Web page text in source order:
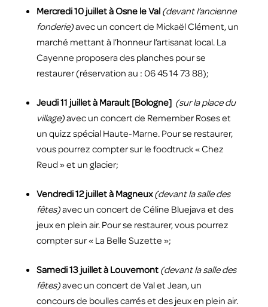
Mercredi 10 juillet à Osne le Val (devant l’ancienne
fonderie)avec un concert de Mickaël Clément, un
marché mettant à l’honneur l’artisanat local. La
Cayenne proposera des planches pour se
restaurer (réservation au : 06 45 14 73 88);
Jeudi 11 juillet à Marault [Bologne] (sur la place du
village)avec un concert de Remember Roses et
un quizz spécial Haute-Marne. Pour se restaurer,
vous pourrez compter sur le foodtruck « Chez
Reud » et un glacier;
Vendredi 12 juillet à Magneux (devant la salle des
fêtes)avec un concert de Céline Bluejava et des
jeux en plein air. Pour se restaurer, vous pourrez
compter sur « La Belle Suzette »;
Samedi 13 juillet à Louvemont (devant la salle des
fêtes)avec un concert de Val et Jean, un
concours de boulles carrés et des jeux en plein air.